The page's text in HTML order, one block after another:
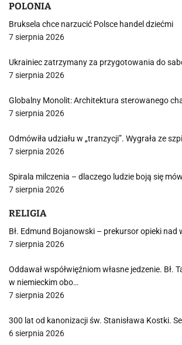
POLONIA
Bruksela chce narzucić Polsce handel dziećmi
7 sierpnia 2026
Ukrainiec zatrzymany za przygotowania do
7 sierpnia 2026
Globalny Monolit: Architektura sterowanego
7 sierpnia 2026
Odmówiła udziału w „tranzycji”. Wygrała ze
7 sierpnia 2026
Spirala milczenia – dlaczego ludzie boją się
7 sierpnia 2026
RELIGIA
Bł. Edmund Bojanowski – prekursor opieki nad
7 sierpnia 2026
Oddawał współwięźniom własne jedzenie. Bł.
w niemieckim obo…
7 sierpnia 2026
300 lat od kanonizacji św. Stanisława Kostki.
6 sierpnia 2026